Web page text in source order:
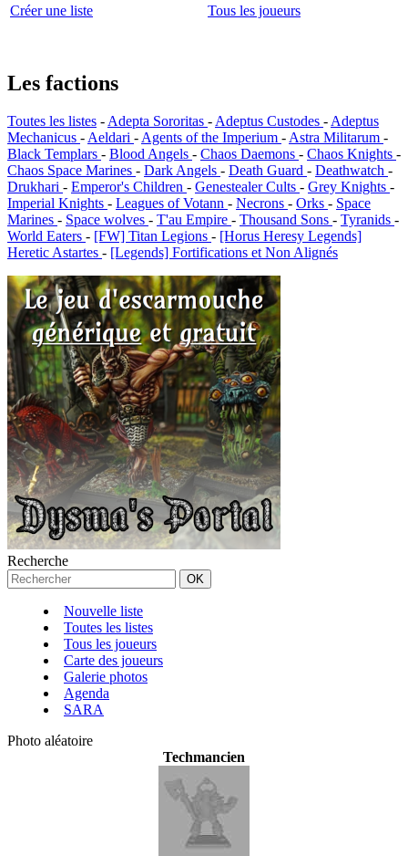
Créer une liste Tous les joueurs
Les factions
Toutes les listes -Adepta Sororitas -Adeptus Custodes -Adeptus
Mechanicus -Aeldari -Agents of the Imperium -Astra Militarum -
Black Templars - Blood Angels - Chaos Daemons - Chaos Knights -
Chaos Space Marines - Dark Angels - Death Guard - Deathwatch -
Drukhari - Emperor's Children - Genestealer Cults - Grey Knights -
Imperial Knights - Leagues of Votann - Necrons - Orks - Space
Marines - Space wolves - T'au Empire - Thousand Sons - Tyranids -
World Eaters - [FW] Titan Legions - [Horus Heresy Legends]
Heretic Astartes - [Legends] Fortifications et Non Alignés
Recherche
Nouvelle liste
Toutes les listes
Tous les joueurs
Carte des joueurs
Galerie photos
Agenda
SARA
Photo aléatoire
Techmancien